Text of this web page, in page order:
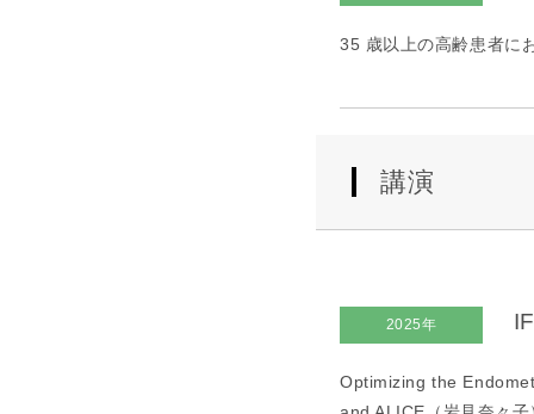
35 歳以上の高齢患者に
講演
2025年
Optimizing the